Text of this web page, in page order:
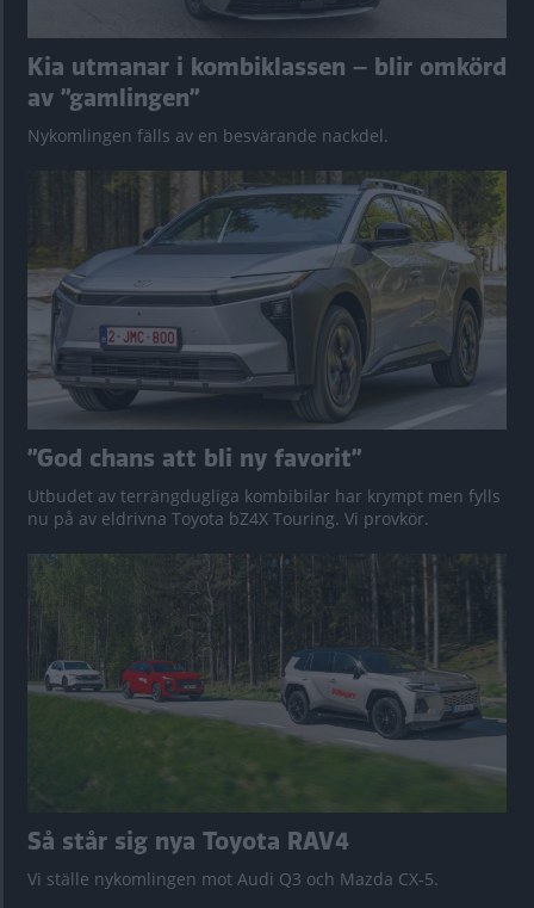
Kia utmanar i kombiklassen – blir omkörd
av ”gamlingen”
Nykomlingen fälls av en besvärande nackdel.
”God chans att bli ny favorit”
Utbudet av terrängdugliga kombibilar har krympt men fylls
nu på av eldrivna Toyota bZ4X Touring. Vi provkör.
Så står sig nya Toyota RAV4
Vi ställe nykomlingen mot Audi Q3 och Mazda CX-5.